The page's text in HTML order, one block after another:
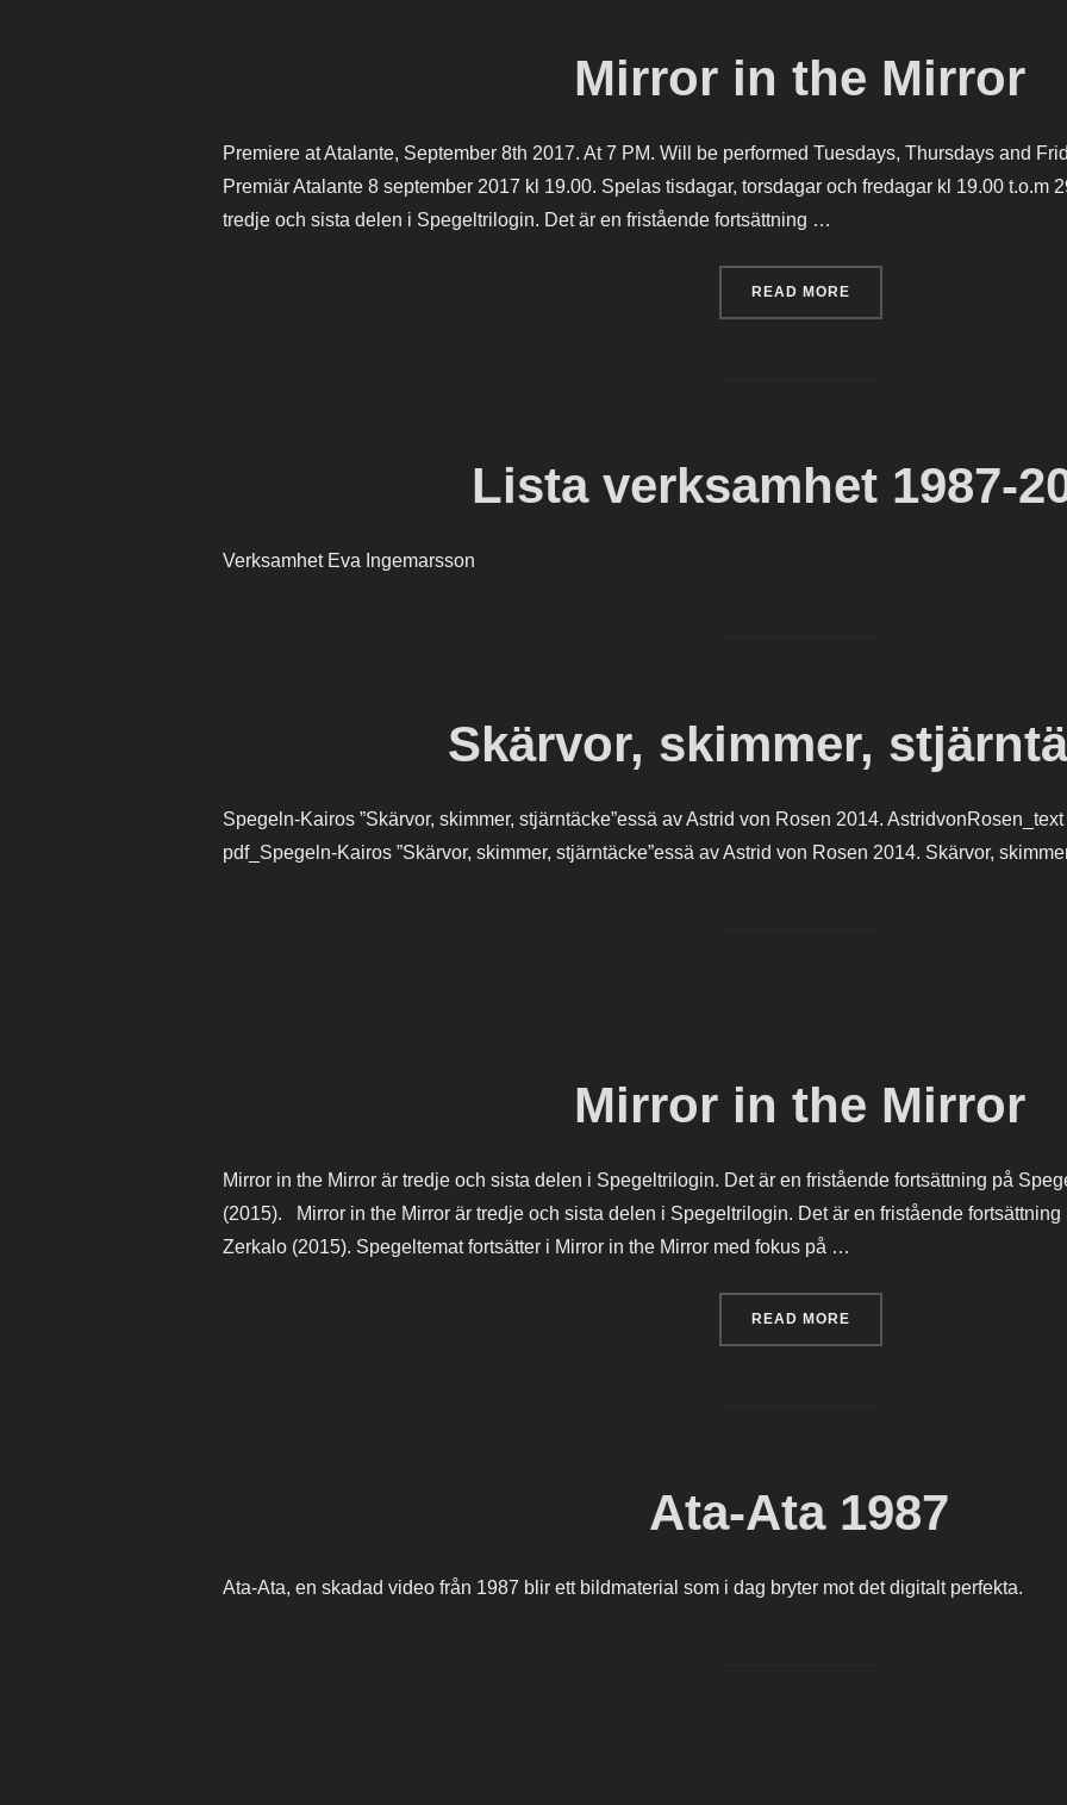
Mirror in the Mirror
Premiere at Atalante, September 8th 2017. At 7 PM. Will be performed Tuesdays, Thursdays and
Premiär Atalante 8 september 2017 kl 19.00. Spelas tisdagar, torsdagar och fredagar kl 19.00 t.o.m
tredje och sista delen i Spegeltrilogin. Det är en fristående fortsättning …
READ MORE“MIRROR IN THE MIRROR”
Lista verksamhet 1987-
Verksamhet Eva Ingemarsson
Skärvor, skimmer,
Spegeln-Kairos ”Skärvor, skimmer, stjärntäcke”essä av Astrid von Rosen 2014.
pdf_Spegeln-Kairos ”Skärvor, skimmer, stjärntäcke”essä av Astrid von Rosen 2014. Skärvor,
Mirror in the Mirror
Mirror in the Mirror är tredje och sista delen i Spegeltrilogin. Det är en fristående fortsättning på
(2015). Mirror in the Mirror är tredje och sista delen i Spegeltrilogin. Det är en fristående
Zerkalo (2015). Spegeltemat fortsätter i Mirror in the Mirror med fokus på …
READ MORE“MIRROR IN THE MIRROR”
Ata-Ata 1987
Ata-Ata, en skadad video från 1987 blir ett bildmaterial som i dag bryter mot det digitalt perfekta.